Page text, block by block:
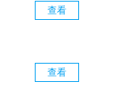
查看
查看